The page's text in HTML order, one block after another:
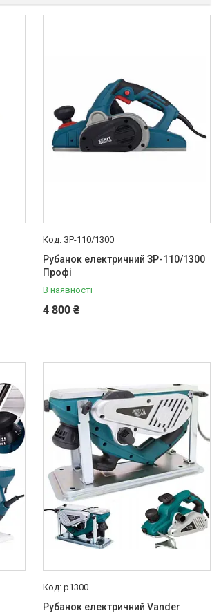
ЗР-110/1300
Рубанок електричний ЗР-110/1300
Профі
В наявності
4 800 ₴
p1300
Рубанок електричний Vander